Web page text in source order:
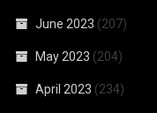
June 2023 (207)
May 2023 (204)
April 2023 (234)